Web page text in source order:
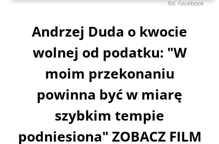
fot. Facebook
Andrzej Duda o kwocie
wolnej od podatku: "W
moim przekonaniu
powinna być w miarę
szybkim tempie
podniesiona" ZOBACZ FILM